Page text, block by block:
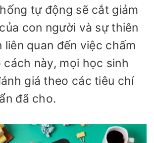
tự động sẽ cắt giảm
con người và sự thiên
liên quan đến việc chấm
cách này, mọi học sinh
giá theo các tiêu chí
đã cho.